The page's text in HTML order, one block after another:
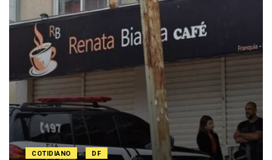
COTIDIANO DF